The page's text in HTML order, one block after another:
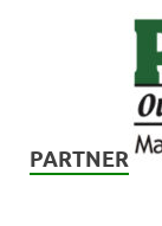
PARTNER